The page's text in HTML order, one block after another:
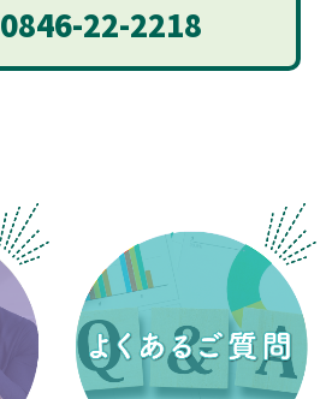
0846-22-2218